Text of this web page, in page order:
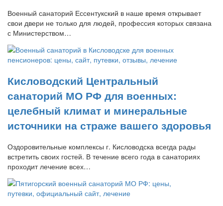
Военный санаторий Ессентукский в наше время открывает
свои двери не только для людей, профессия которых связана
с Министерством…
Кисловодский Центральный
санаторий МО РФ для военных:
целебный климат и минеральные
источники на страже вашего здоровья
Оздоровительные комплексы г. Кисловодска всегда рады
встретить своих гостей. В течение всего года в санаториях
проходит лечение всех…